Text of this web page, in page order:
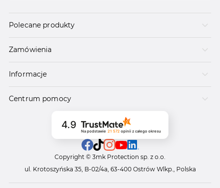
Polecane produkty
Zamówienia
Informacje
Centrum pomocy
4.9
Na podstawie 21 572opiniiz całego okresu
Copyright © 3mk Protection sp. z o.o.
ul. Krotoszyńska 35, B-02/4a, 63-400 Ostrów Wlkp., Polska